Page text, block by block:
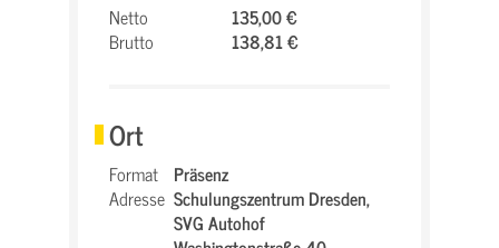
Netto
135,00 €
Brutto
138,81 €
Ort
Format Präsenz
Adresse Schulungszentrum Dresden,
SVG Autohof